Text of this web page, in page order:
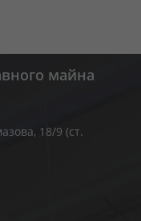
майна
18/9 (ст.